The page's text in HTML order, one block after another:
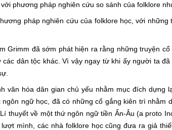
phương pháp nghiên cứu so sánh của folklore
pháp nghiên cứu của folklore học, với những
đã sớm phát hiện ra rằng những truyện cổ
dân tộc khác. Vì vậy ngay từ khi ấy người ta
hóa dân gian chủ yếu nhằm mục đích dựng
ngữ học, đã có những cố gắng kiên trì nhằm
thuyết về một thứ ngôn ngữ tiền Ấn-Âu (a proto
mình, các nhà folklore học cũng đưa ra giả